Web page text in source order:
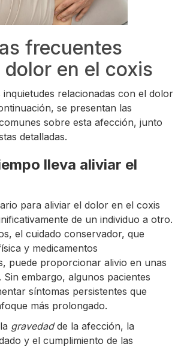
frecuentes
dolor en el coxis
inquietudes relacionadas con el dolor
se presentan las
sobre esta afección, junto
detalladas.
lleva aliviar el
para aliviar el dolor en el coxis
de un individuo a otro.
el cuidado conservador, que
y medicamentos
puede proporcionar alivio en unas
Sin embargo, algunos pacientes
síntomas persistentes que
más prolongado.
gravedadde la afección, la
y el cumplimiento de las